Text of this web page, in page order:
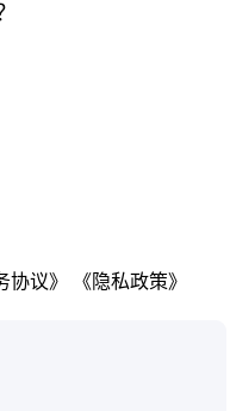
协议》 《隐私政策》